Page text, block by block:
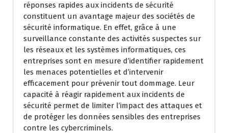
réponses rapides aux incidents de sécurité
constituent un avantage majeur des sociétés de
sécurité informatique. En effet, grâce à une
surveillance constante des activités suspectes sur
les réseaux et les systèmes informatiques, ces
entreprises sont en mesure d’identifier rapidement
les menaces potentielles et d’intervenir
efficacement pour prévenir tout dommage. Leur
capacité à réagir rapidement aux incidents de
sécurité permet de limiter l’impact des attaques et
de protéger les données sensibles des entreprises
contre les cybercriminels.